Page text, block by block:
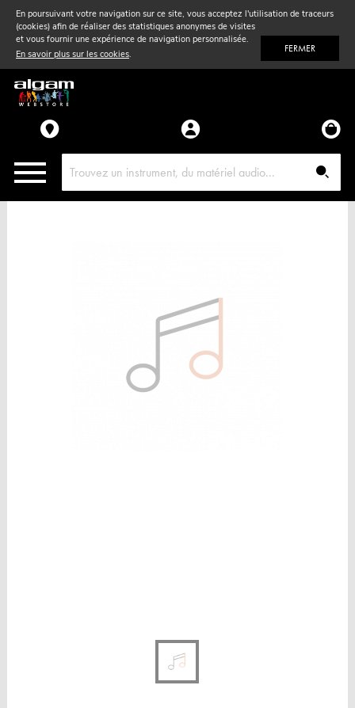
En poursuivant votre navigation sur ce site, vous acceptez l'utilisation de traceurs
(cookies) afin de réaliser des statistiques anonymes de visites
et vous fournir une expérience de navigation personnalisée.
En savoir plus sur les cookies. FERMER
Vent& Violon
Accessoires
Pièces détachées